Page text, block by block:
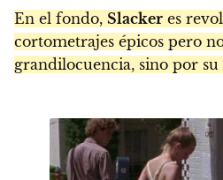
En el fondo, Slacker es
cortometrajes épicos pero
grandilocuencia, sino por su